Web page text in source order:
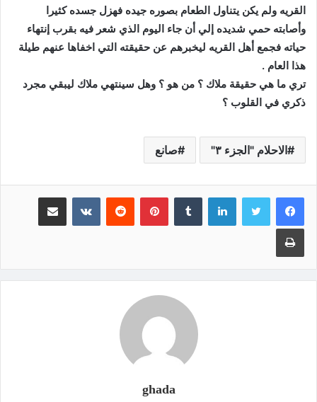
القريه ولم يكن يتناول الطعام بصوره جيده فهزل جسده كثيرا
وأصابته حمي شديده إلي أن جاء اليوم الذي شعر فيه بقرب إنتهاء
حياته فجمع أهل القريه ليخبرهم عن حقيقته التي اخفاها عنهم طيلة
هذا العام .
تري ما هي حقيقة ملاك ؟ من هو ؟ وهل سينتهي ملاك ليبقي مجرد
ذكري في القلوب ؟
الاحلام "الجزء ٣" صانع
لينكدإن بينتيريست
ghada